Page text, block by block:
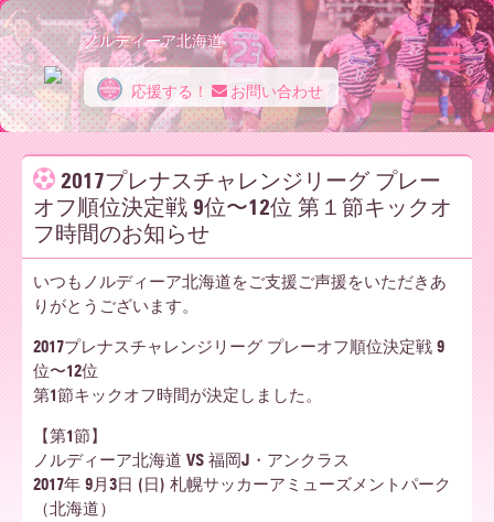
ノ
ル
デ
ィ
ー
ノルディーア北海道
応援する！ お問い合わせ
2017プレナスチャレンジリーグ プレー
オフ順位決定戦 9位〜12位 第１節キックオ
フ時間のお知らせ
いつもノルディーア北海道をご支援ご声援をいただきあ
りがとうございます。
2017プレナスチャレンジリーグ プレーオフ順位決定戦 9
位〜12位
第1節キックオフ時間が決定しました。
【第1節】
ノルディーア北海道 VS 福岡J・アンクラス
2017年 9月3日 (日) 札幌サッカーアミューズメントパーク
（北海道）